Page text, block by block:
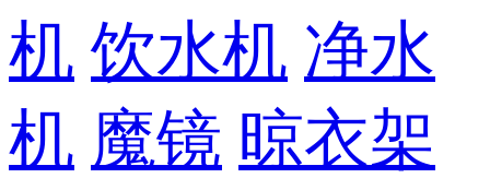
机 饮水机 净水
机 魔镜 晾衣架